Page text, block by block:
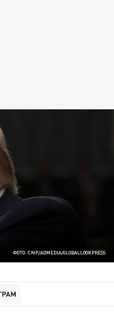
ФОТО: CNP/ADMEDIA/GLOBALLOOKPRESS